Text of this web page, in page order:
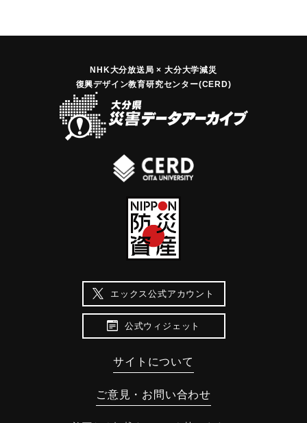
心院町では、十四日夜半から降り始めた雨が十六日早朝から
量四一九ミリ、最大日雨量二九五ミリ、最大時間雨量四八ミ
リを記録した。この豪雨により、津房川では各所で河岸の決
壊・溢水が相次ぎ、家屋の浸水七棟、田畑の冠水約三二ヘク
タール、道路橋流出四橋、井堰流失六基など、甚大な被害が
発生した。このため、大分県では再度災害防止を目的とし
て、特に被害が甚大であった安心院町木裳から五郎丸までの
間、総延長八．七キロメートルについて、平成九年から「津
は、被災によって失われた水生生物の生育環境の復元や現存
する自然環境の保全を目指し、「津房川災害復旧助成事業環
境整備検討会」を設置するなど具体策を検討の末、従来の多
自然型工法に加え、魚介類のすみかとなるFH（フィッシュホ
用し、総工費四十五億円を投じて平成十四年三月に竣工し
た。 平成十四年五月吉日
01064012
NHK大分放送局 × 大分大学減災
復興デザイン教育研究センター(CERD)
エックス公式アカウント
公式ウィジェット
サイトについて
ご意見・お問い合わせ